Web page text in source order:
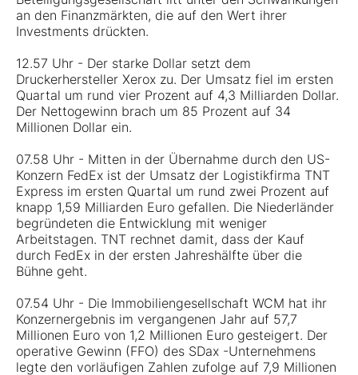
an den Finanzmärkten, die auf den Wert ihrer
Investments drückten.
12.57 Uhr - Der starke Dollar setzt dem
Druckerhersteller Xerox zu. Der Umsatz fiel im ersten
Quartal um rund vier Prozent auf 4,3 Milliarden Dollar.
Der Nettogewinn brach um 85 Prozent auf 34
Millionen Dollar ein.
07.58 Uhr - Mitten in der Übernahme durch den US-
Konzern FedEx ist der Umsatz der Logistikfirma TNT
Express im ersten Quartal um rund zwei Prozent auf
knapp 1,59 Milliarden Euro gefallen. Die Niederländer
begründeten die Entwicklung mit weniger
Arbeitstagen. TNT rechnet damit, dass der Kauf
durch FedEx in der ersten Jahreshälfte über die
Bühne geht.
07.54 Uhr - Die Immobiliengesellschaft WCM hat ihr
Konzernergebnis im vergangenen Jahr auf 57,7
Millionen Euro von 1,2 Millionen Euro gesteigert. Der
operative Gewinn (FFO) des SDax -Unternehmens
legte den vorläufigen Zahlen zufolge auf 7,9 Millionen